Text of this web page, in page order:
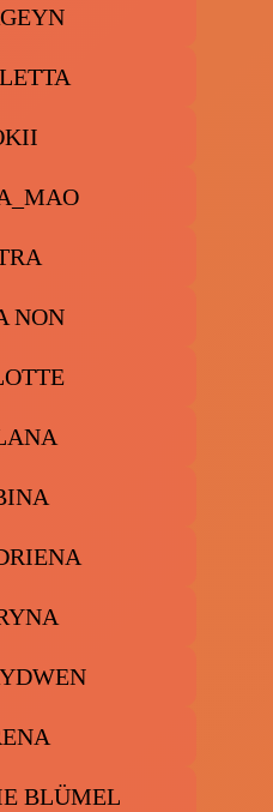
NON
BLÜMEL